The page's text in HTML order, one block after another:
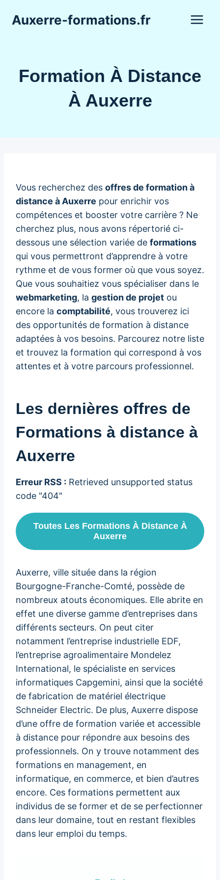
Auxerre-formations.fr
Formation À Distance
À Auxerre
Vous recherchez des offres de formation à
distance à Auxerre pour enrichir vos
compétences et booster votre carrière ? Ne
cherchez plus, nous avons répertorié ci-
dessous une sélection variée de formations
qui vous permettront d’apprendre à votre
rythme et de vous former où que vous soyez.
Que vous souhaitiez vous spécialiser dans le
webmarketing, la gestion de projet ou
encore la comptabilité, vous trouverez ici
des opportunités de formation à distance
adaptées à vos besoins. Parcourez notre liste
et trouvez la formation qui correspond à vos
attentes et à votre parcours professionnel.
Les dernières offres de
Formations à distance à
Auxerre
Erreur RSS : Retrieved unsupported status
code "404"
Toutes Les Formations À Distance À
Auxerre
Auxerre, ville située dans la région
Bourgogne-Franche-Comté, possède de
nombreux atouts économiques. Elle abrite en
effet une diverse gamme d’entreprises dans
différents secteurs. On peut citer
notamment l’entreprise industrielle EDF,
l’entreprise agroalimentaire Mondelez
International, le spécialiste en services
informatiques Capgemini, ainsi que la société
de fabrication de matériel électrique
Schneider Electric. De plus, Auxerre dispose
d’une offre de formation variée et accessible
à distance pour répondre aux besoins des
professionnels. On y trouve notamment des
formations en management, en
informatique, en commerce, et bien d’autres
encore. Ces formations permettent aux
individus de se former et de se perfectionner
dans leur domaine, tout en restant flexibles
dans leur emploi du temps.